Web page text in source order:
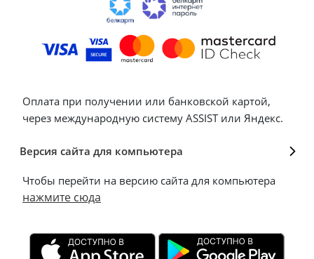
Оплата при получении или банковской картой,
через международную систему ASSIST или Яндекс.
Версия сайта для компьютера
Чтобы перейти на версию сайта для компьютера
нажмите сюда